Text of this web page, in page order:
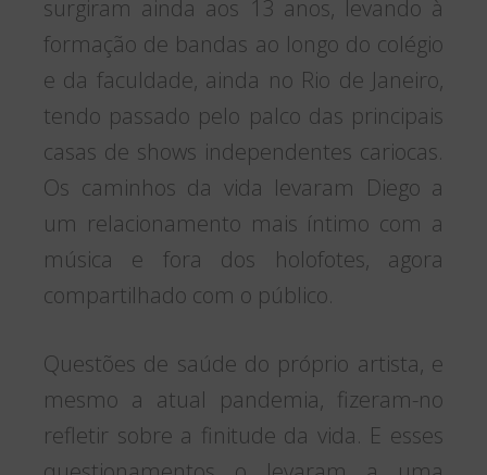
surgiram ainda aos 13 anos, levando à
formação de bandas ao longo do colégio
e da faculdade, ainda no Rio de Janeiro,
tendo passado pelo palco das principais
casas de shows independentes cariocas.
Os caminhos da vida levaram Diego a
um relacionamento mais íntimo com a
música e fora dos holofotes, agora
compartilhado com o público.
Questões de saúde do próprio artista, e
mesmo a atual pandemia, fizeram-no
refletir sobre a finitude da vida. E esses